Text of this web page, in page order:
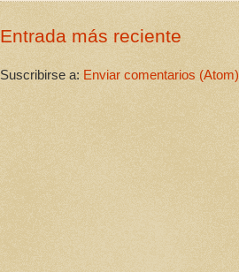
Entrada más reciente
Suscribirse a: Enviar comentarios (Atom)